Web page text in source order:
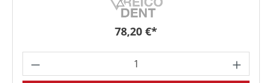
Regulärer Preis:
78,20 €*
Produkt Anzahl: Gib den